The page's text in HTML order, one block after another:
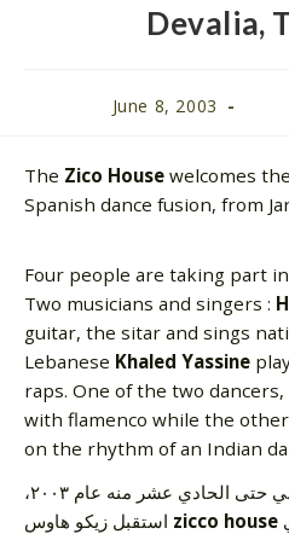
Devalia,
June 8, 2003
The Zico House welcomes
Spanish dance fusion, from
Four people are taking part
Two musicians and singers :
guitar, the sitar and sings
Lebanese Khaled Yassine
raps. One of the two dancers,
with flamenco while the
on the rhythm of an Indian
من الثامن من شهر كانون الثاني حتى الحادي عشر منه عام ٢٠٠٣،
zicco house